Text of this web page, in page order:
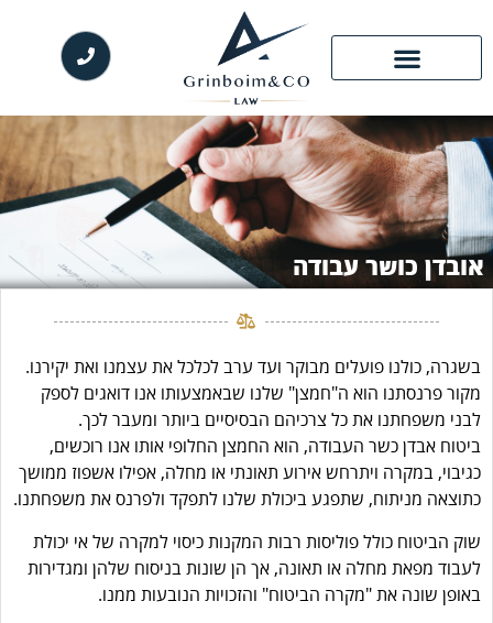
אובדן כושר עבודה
בשגרה, כולנו פועלים מבוקר ועד ערב לכלכל את עצמנו ואת יקירנו.
מקור פרנסתנו הוא ה"חמצן" שלנו שבאמצעותו אנו דואגים לספק
לבני משפחתנו את כל צרכיהם הבסיסיים ביותר ומעבר לכך.
ביטוח אבדן כשר העבודה, הוא החמצן החלופי אותו אנו רוכשים,
כגיבוי, במקרה ויתרחש אירוע תאונתי או מחלה, אפילו אשפוז ממושך
כתוצאה מניתוח, שתפגע ביכולת שלנו לתפקד ולפרנס את משפחתנו.
שוק הביטוח כולל פוליסות רבות המקנות כיסוי למקרה של אי יכולת
לעבוד מפאת מחלה או תאונה, אך הן שונות בניסוח שלהן ומגדירות
באופן שונה את "מקרה הביטוח" והזכויות הנובעות ממנו.